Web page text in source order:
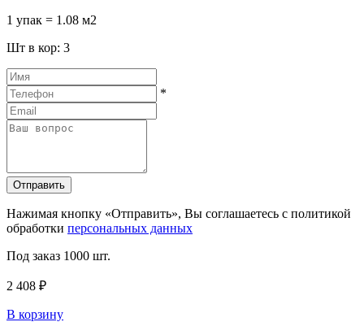
1 упак = 1.08 м2
Шт в кор: 3
*
Отправить
Нажимая кнопку «Отправить», Вы соглашаетесь с политикой
обработки персональных данных
Под заказ 1000 шт.
2 408 ₽
В корзину